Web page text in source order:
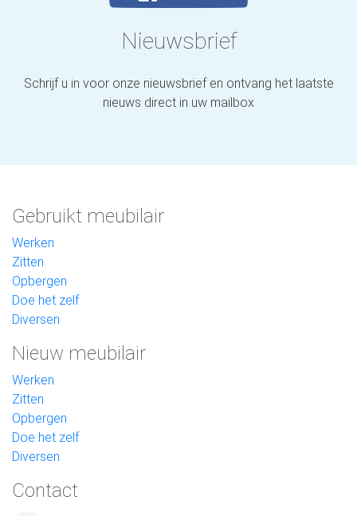
Nieuwsbrief
Schrijf u in voor onze nieuwsbrief en ontvang het laatste
nieuws direct in uw mailbox
Gebruikt meubilair
Werken
Zitten
Opbergen
Doe het zelf
Diversen
Nieuw meubilair
Werken
Zitten
Opbergen
Doe het zelf
Diversen
Contact